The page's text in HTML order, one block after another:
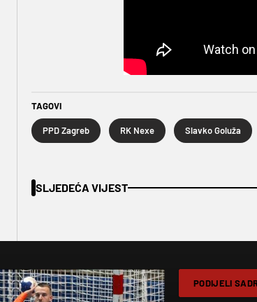
TAGOVI
PPD Zagreb RK Nexe Slavko Goluža
SLJEDEĆA VIJEST
PODIJELI